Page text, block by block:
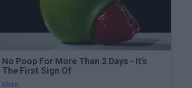
No Poop For More Than 2 Days - It's
The First Sign Of
More